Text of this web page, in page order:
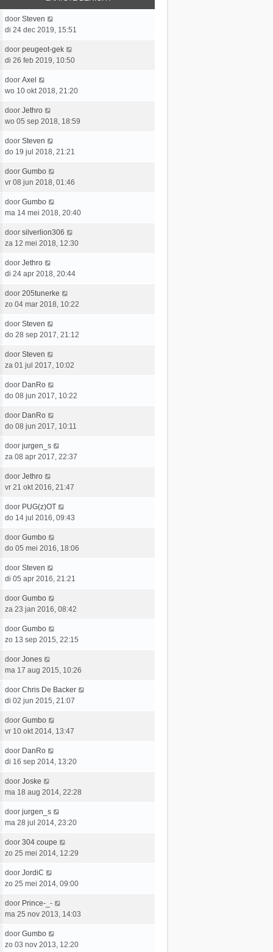
i
c
h
r
i
c
h
t
e
b
r
i
c
L
a
t
s
e
b
e
c
h
door Steven
di 24 dec 2019, 15:51
L
a
t
s
e
b
e
c
h
door peugeot-gek
di 26 feb 2019, 10:50
L
a
t
s
e
b
e
c
h
door Axel
wo 10 okt 2018, 21:20
L
a
t
s
e
b
e
c
h
door Jethro
wo 05 sep 2018, 18:59
L
a
t
s
e
b
e
c
h
door Steven
do 19 jul 2018, 21:21
L
a
t
s
e
b
e
c
h
door Gumbo
vr 08 jun 2018, 01:46
L
a
t
s
e
b
e
c
h
door Gumbo
ma 14 mei 2018, 20:40
L
a
t
s
e
b
e
c
h
door silverlion306
za 12 mei 2018, 12:30
L
a
t
s
e
b
e
c
h
door Jethro
di 24 apr 2018, 20:44
L
a
t
s
e
b
e
c
h
door 205tunerke
zo 04 mar 2018, 10:22
L
a
t
s
e
b
e
c
h
door Steven
do 28 sep 2017, 21:12
L
a
t
s
e
b
e
c
h
door Steven
za 01 jul 2017, 10:02
L
a
t
s
e
b
e
c
h
door DanRo
do 08 jun 2017, 10:22
L
a
t
s
e
b
e
c
h
door DanRo
do 08 jun 2017, 10:11
L
a
t
s
e
b
e
c
h
door jurgen_s
za 08 apr 2017, 22:37
L
a
t
s
e
b
e
c
h
door Jethro
vr 21 okt 2016, 21:47
L
a
t
s
e
b
e
c
h
door PUG(z)OT
do 14 jul 2016, 09:43
L
a
t
s
e
b
e
c
h
door Gumbo
do 05 mei 2016, 18:06
L
a
t
s
e
b
e
c
h
door Steven
di 05 apr 2016, 21:21
L
a
t
s
e
b
e
c
h
door Gumbo
za 23 jan 2016, 08:42
L
a
t
s
e
b
e
c
h
door Gumbo
zo 13 sep 2015, 22:15
L
a
t
s
e
b
e
c
h
door Jones
ma 17 aug 2015, 10:26
L
a
t
s
e
b
e
c
h
door Chris De Backer
di 02 jun 2015, 21:07
L
a
t
s
e
b
e
c
h
door Gumbo
vr 10 okt 2014, 13:47
L
a
t
s
e
b
e
c
h
door DanRo
di 16 sep 2014, 13:20
L
a
t
s
e
b
e
c
h
door Joske
ma 18 aug 2014, 22:28
L
a
t
s
e
b
e
c
h
door jurgen_s
ma 28 jul 2014, 23:20
L
a
t
s
e
b
e
door 304 coupe
zo 25 mei 2014, 12:29
L
a
t
s
e
b
door JordiC
zo 25 mei 2014, 09:00
L
a
t
s
door Prince-_-
ma 25 nov 2013, 14:03
L
a
door Gumbo
zo 03 nov 2013, 12:20